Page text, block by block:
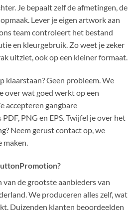
Je bepaalt zelf de afmetingen, de
Lever je eigen artwork aan
team controleert het bestand
en kleurgebruik. Zo weet je zeker
uitziet, ook op een kleiner formaat.
klaarstaan? Geen probleem. We
over wat goed werkt op een
accepteren gangbare
PNG en EPS. Twijfel je over het
Neem gerust contact op, we
maken.
de grootste aanbieders van
We produceren alles zelf, wat
Duizenden klanten beoordeelden